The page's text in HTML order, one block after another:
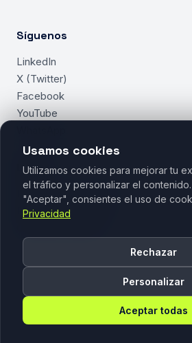
Síguenos
LinkedIn
X (Twitter)
Facebook
YouTube
Legal
Política de Privacidad
Política de Cookies
Usamos cookies
Utilizamos cookies para mejorar tu
el tráfico y personalizar el
"Aceptar", consientes el uso de
Privacidad
Rechazar
Personalizar
Aceptar todas